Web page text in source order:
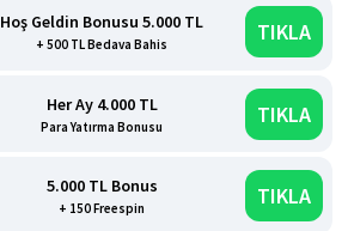
Hoş Geldin Bonusu 5.000 TL
+ 500 TL Bedava Bahis TIKLA
Her Ay 4.000 TL
Para Yatırma Bonusu TIKLA
5.000 TL Bonus
+ 150 Freespin TIKLA